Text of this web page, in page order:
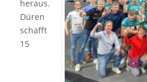
heraus.
Düren
schafft
15